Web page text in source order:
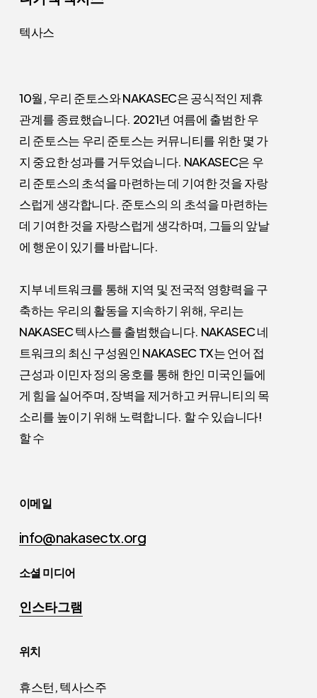
텍사스
10월, 우리 준토스와 NAKASEC은 공식적인 제휴
관계를 종료했습니다. 2021년 여름에 출범한 우
리 준토스는 우리 준토스는 커뮤니티를 위한 몇 가
지 중요한 성과를 거두었습니다. NAKASEC은 우
리 준토스의 초석을 마련하는 데 기여한 것을 자랑
스럽게 생각합니다. 준토스의 의 초석을 마련하는
데 기여한 것을 자랑스럽게 생각하며, 그들의 앞날
에 행운이 있기를 바랍니다.
지부 네트워크를 통해 지역 및 전국적 영향력을 구
축하는 우리의 활동을 지속하기 위해, 우리는
NAKASEC 텍사스를 출범했습니다. NAKASEC 네
트워크의 최신 구성원인 NAKASEC TX는 언어 접
근성과 이민자 정의 옹호를 통해 한인 미국인들에
게 힘을 실어주며, 장벽을 제거하고 커뮤니티의 목
소리를 높이기 위해 노력합니다. 할 수있습니다!
할 수
이메일
info@nakasectx.org
소셜 미디어
인스타그램
위치
휴스턴, 텍사스주